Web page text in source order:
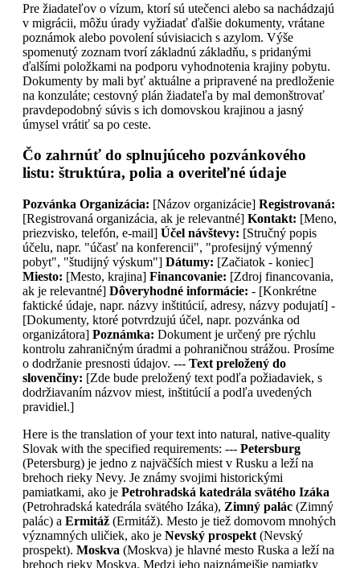
Pre žiadateľov o vízum, ktorí sú utečenci alebo sa nachádzajú
v migrácii, môžu úrady vyžiadať ďalšie dokumenty, vrátane
poznámok alebo povolení súvisiacich s azylom. Výše
spomenutý zoznam tvorí základnú základňu, s pridanými
ďalšími položkami na podporu vyhodnotenia krajiny pobytu.
Dokumenty by mali byť aktuálne a pripravené na predloženie
na konzuláte; cestovný plán žiadateľa by mal demonštrovať
pravdepodobný súvis s ich domovskou krajinou a jasný
úmysel vrátiť sa po ceste.
Čo zahrnúť do splnujúceho pozvánkového
listu: štruktúra, polia a overiteľné údaje
Pozvánka Organizácia: [Názov organizácie] Registrovaná:
[Registrovaná organizácia, ak je relevantné] Kontakt: [Meno,
priezvisko, telefón, e-mail] Účel návštevy: [Stručný popis
účelu, napr. "účasť na konferencii", "profesijný výmenný
pobyt", "študijný výskum"] Dátumy: [Začiatok - koniec]
Miesto: [Mesto, krajina] Financovanie: [Zdroj financovania,
ak je relevantné] Dôveryhodné informácie: - [Konkrétne
faktické údaje, napr. názvy inštitúcií, adresy, názvy podujatí] -
[Dokumenty, ktoré potvrdzujú účel, napr. pozvánka od
organizátora] Poznámka: Dokument je určený pre rýchlu
kontrolu zahraničným úradmi a pohraničnou strážou. Prosíme
o dodržanie presnosti údajov. --- Text preložený do
slovenčiny: [Zde bude preložený text podľa požiadaviek, s
dodržiavaním názvov miest, inštitúcií a podľa uvedených
pravidiel.]
Here is the translation of your text into natural, native-quality
Slovak with the specified requirements: --- Petersburg
(Petersburg) je jedno z najväčších miest v Rusku a leží na
brehoch rieky Nevy. Je známy svojimi historickými
pamiatkami, ako je Petrohradská katedrála svätého Izáka
(Petrohradská katedrála svätého Izáka), Zimný palác (Zimný
palác) a Ermitáž (Ermitáž). Mesto je tiež domovom mnohých
významných uličiek, ako je Nevský prospekt (Nevský
prospekt). Moskva (Moskva) je hlavné mesto Ruska a leží na
brehoch rieky Moskva. Medzi jeho najznámejšie pamiatky